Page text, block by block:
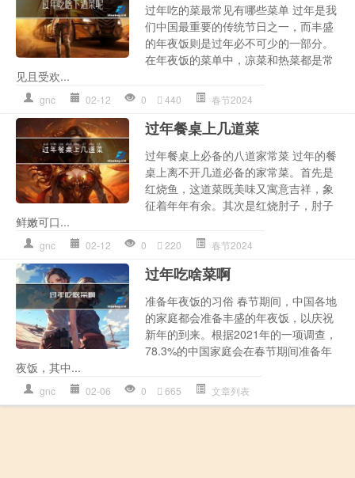
过年吃的菜最常见有哪些菜单 过年是我
们中国最重要的传统节日之一，而丰盛
的年夜饭则是过年必不可少的一部分。
在年夜饭的菜单中，凉菜和热菜都是常
见且受欢...
gnc 02-12 0 440 春节2024
过年餐桌上几道菜
过年餐桌上必备的八道家常菜 过年的餐
桌上离不开几道必备的家常菜。首先是
红烧鱼，这道菜既美味又寓意吉祥，象
征着年年有余。其次是红烧肘子，肘子
鲜嫩可口...
gnc 02-12 0 220 春节2024
过年吃啥菜啊
准备年夜饭的习俗 春节期间，中国各地
的家庭都会准备丰盛的年夜饭，以庆祝
新年的到来。根据2021年的一项调查，
78.3%的中国家庭会在春节期间准备年
夜饭，其中...
gnc 02-06 0 665 文章列表